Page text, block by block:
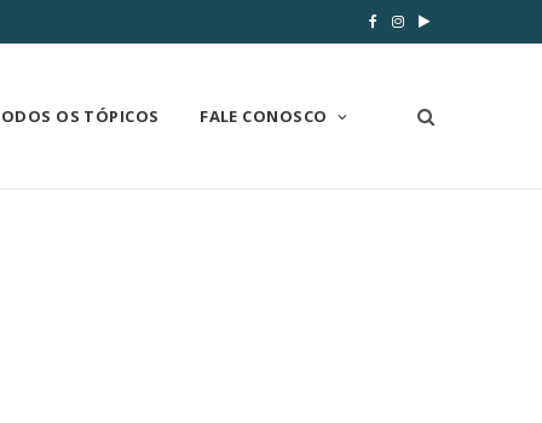
OS TÓPICOS FALE CONOSCO